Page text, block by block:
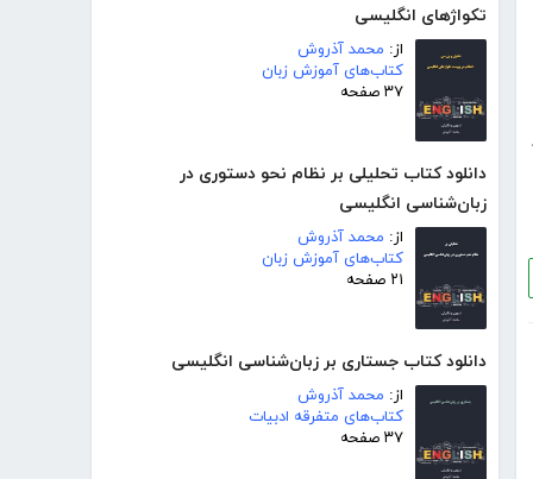
تکواژهای انگلیسی
از: محمد آذروش
کتاب‌های آموزش زبان
۳۷ صفحه
دانلود کتاب تحلیلی بر نظام نحو دستوری در
زبان‌شناسی انگلیسی
از: محمد آذروش
کتاب‌های آموزش زبان
۲۱ صفحه
دانلود کتاب جستاری بر زبان‌شناسی انگلیسی
از: محمد آذروش
کتاب‌های متفرقه ادبیات
۳۷ صفحه